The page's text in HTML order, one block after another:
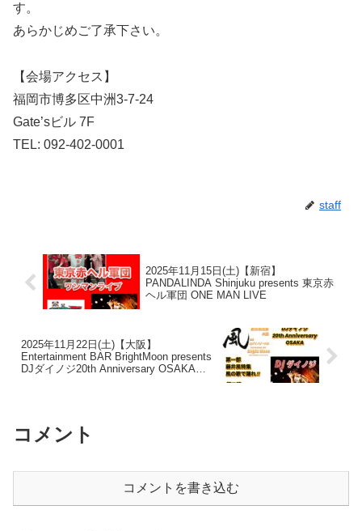
す。
あらかじめご了承下さい。
【会場アクセス】
福岡市博多区中洲3-7-24
Gate’sビル 7F
TEL: 092-402-0001
staff
2025年11月15日(土)【新宿】
PANDALINDA Shinjuku presents 東京赤
ヘル軍団 ONE MAN LIVE
2025年11月22日(土)【大阪】
Entertainment BAR BrightMoon presents
DJダイノジ20th Anniversary OSAKA
コメント
コメントを書き込む